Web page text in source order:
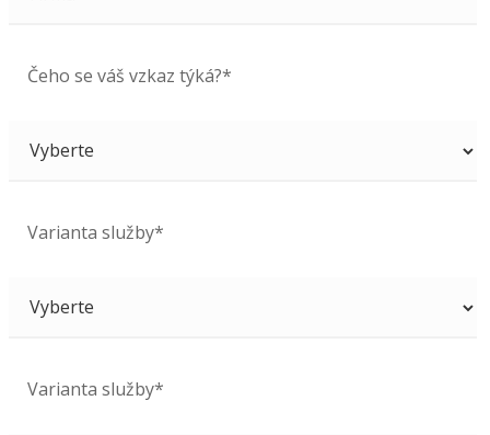
Čeho se váš vzkaz týká?*
Varianta služby*
Varianta služby*